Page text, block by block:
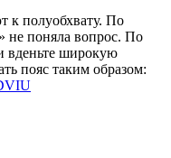
к полуобхвату. По
не поняла вопрос. По
вденьте широкую
пояс таким образом: